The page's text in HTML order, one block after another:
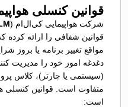
قوانین کنسلی
شرکت هواپیمایی کی‌ال‌ام (
قوانین شفافی را ارائه کرده
مواقع تغییر برنامه یا بروز
دغدغه امور خود را مدیریت
(سیستمی یا چارتر)، کلاس
متفاوت است. قوانین کنسلی
است: